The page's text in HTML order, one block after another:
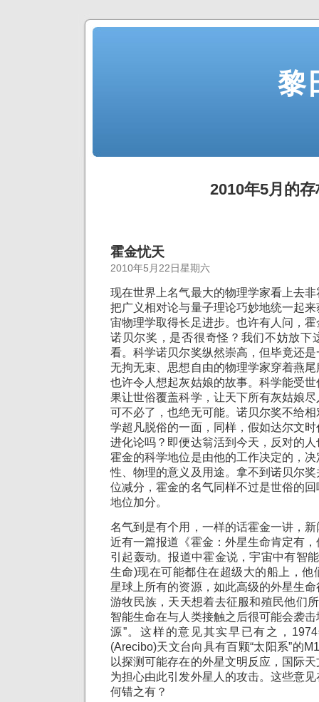
黎
2010年5月的存
霍金忧天
2010年5月22日星期六
现在世界上名气最大的物理学家看上去
把广义相对论与量子理论巧妙地统一起
宙物理学取得长足进步。也许有人问，
诺贝尔奖，是否很奇怪？我们不妨放下
看。科学诺贝尔奖纵然崇高，但毕竟还
无拘无束、思想自由的物理学家穿着燕
也许令人想起灰姑娘的故事。科学能受
果让世俗覆盖科学，让天下所有灰姑娘
可不必了，也绝无可能。诺贝尔奖不给
学超凡脱俗的一面，同样，假如达尔文
进化论吗？即便达翁活到今天，反对的
霍金的科学地位是由他的工作决定的，
性、物理的意义及用途。拿不到诺贝尔
位减分，霍金的名气同样不过是世俗的
地位加分。
名气到是有个用，一样的话霍金一讲，
近有一篇报道《霍金：外星生命肯定有
引起轰动。报道中霍金说，宇宙中有智
生命)现在可能都住在超级大的船上，他
星球上所有的资源，如此高级的外星生
游牧民族，天天想着去征服和殖民他们
智能生命在与人类接触之后很可能会袭
源”。这样的意见其实早已有之，
(Arecibo)天文台向具有百颗“太阳系”的
以探测可能存在的外星文明反应，国际
为担心由此引发外星人的攻击。这些意
何错之有？